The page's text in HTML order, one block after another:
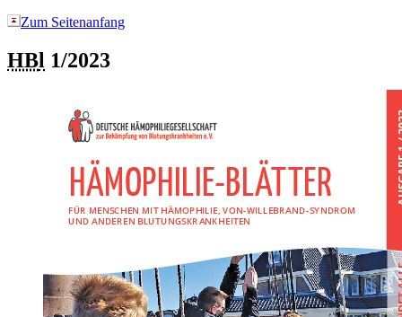
Zum Seitenanfang
HBl 1/2023